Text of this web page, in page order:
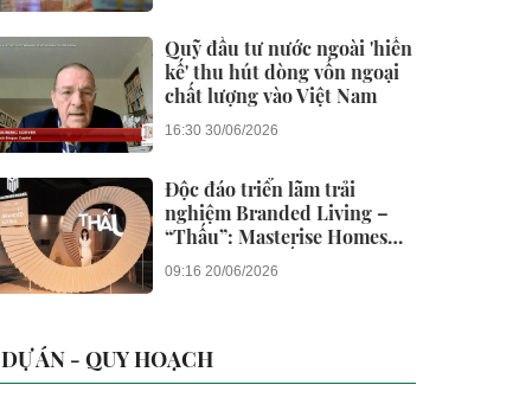
Quỹ đầu tư nước ngoài 'hiến
kế' thu hút dòng vốn ngoại
chất lượng vào Việt Nam
16:30 30/06/2026
Độc đáo triển lãm trải
nghiệm Branded Living –
“Thấu”: Masterise Homes
đánh thức “thấu cảm” tinh
hoa về không gian sống
09:16 20/06/2026
DỰ ÁN - QUY HOẠCH